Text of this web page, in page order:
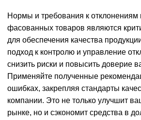
Нормы и требования к отклонениям
фасованных товаров являются
для обеспечения качества
подход к контролю и управление
снизить риски и повысить доверие
Применяйте полученные
ошибках, закрепляя стандарты
компании. Это не только улучшит
рынке, но и сэкономит средства в